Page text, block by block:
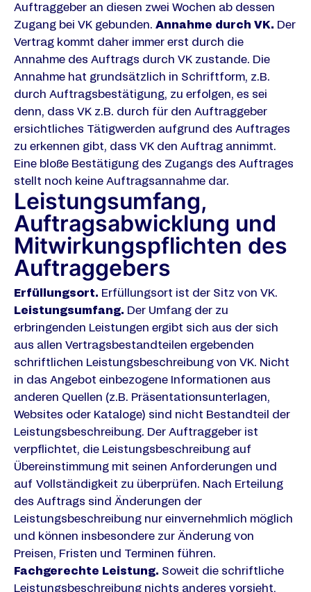
Auftraggeber an diesen zwei Wochen ab dessen
Zugang bei VK gebunden. Annahme durch VK. Der
Vertrag kommt daher immer erst durch die
Annahme des Auftrags durch VK zustande. Die
Annahme hat grundsätzlich in Schriftform, z.B.
durch Auftragsbestätigung, zu erfolgen, es sei
denn, dass VK z.B. durch für den Auftraggeber
ersichtliches Tätigwerden aufgrund des Auftrages
zu erkennen gibt, dass VK den Auftrag annimmt.
Eine bloße Bestätigung des Zugangs des Auftrages
stellt noch keine Auftragsannahme dar.
Leistungsumfang,
Auftragsabwicklung und
Mitwirkungspflichten des
Auftraggebers
Erfüllungsort. Erfüllungsort ist der Sitz von VK.
Leistungsumfang. Der Umfang der zu
erbringenden Leistungen ergibt sich aus der sich
aus allen Vertragsbestandteilen ergebenden
schriftlichen Leistungsbeschreibung von VK. Nicht
in das Angebot einbezogene Informationen aus
anderen Quellen (z.B. Präsentationsunterlagen,
Websites oder Kataloge) sind nicht Bestandteil der
Leistungsbeschreibung. Der Auftraggeber ist
verpflichtet, die Leistungsbeschreibung auf
Übereinstimmung mit seinen Anforderungen und
auf Vollständigkeit zu überprüfen. Nach Erteilung
des Auftrags sind Änderungen der
Leistungsbeschreibung nur einvernehmlich möglich
und können insbesondere zur Änderung von
Preisen, Fristen und Terminen führen.
Fachgerechte Leistung. Soweit die schriftliche
Leistungsbeschreibung nichts anderes vorsieht,